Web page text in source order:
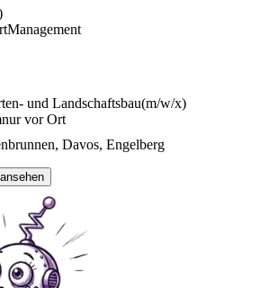
Management
und Landschaftsbau(m/w/x)
nur vor Ort
Davos, Engelberg